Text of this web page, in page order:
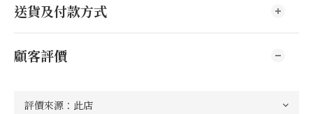
送貨及付款方式
顧客評價